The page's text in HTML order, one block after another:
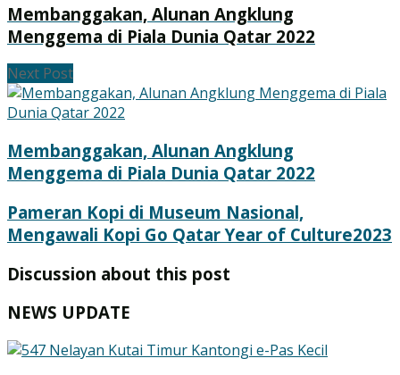
Membanggakan, Alunan Angklung
Menggema di Piala Dunia Qatar 2022
Next Post
Membanggakan, Alunan Angklung
Menggema di Piala Dunia Qatar 2022
Pameran Kopi di Museum Nasional,
Mengawali Kopi Go Qatar Year of Culture2023
Discussion about this post
NEWS UPDATE